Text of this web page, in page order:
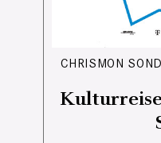
CHRISMON